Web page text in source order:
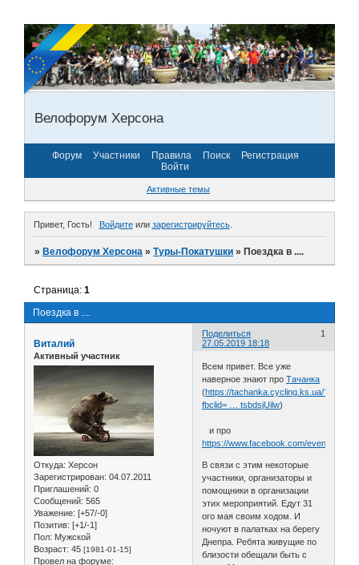
Велофорум Херсона
Форум Участники Правила Поиск
Регистрация
Войти
Активные темы
Привет, Гость! Войдитеили зарегистрируйтесь.
»Велофорум Херсона »Туры-Покатушки »Поездка в ....
Поездка в ....
Страница:1
Поделиться
1
27.05.2019 18:18
Виталий
Активный участник
Откуда: Херсон
Зарегистрирован: 04.07.2011
Приглашений: 0
Сообщений: 565
Уважение: [+57/-0]
Позитив: [+1/-1]
Пол: Мужской
Возраст: 45 [1981-01-15]
Провел на форуме:
Всем привет. Все уже
наверное знают проТачанка
(https://tachanka.cycling.ks.ua/?
fbclid= … tsbdsjUilw)
и про
https://www.facebook.com/events/
В связи с этим некоторые
участники, организаторы и
помощники в организации
этих мероприятий. Едут 31
ого мая своим ходом. И
ночуют в палатках на берегу
Днепра. Ребята живущие по
близости обещали быть с